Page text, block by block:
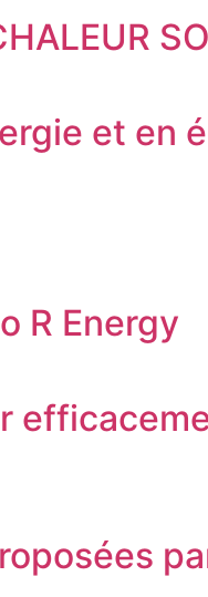
et en
R Energy